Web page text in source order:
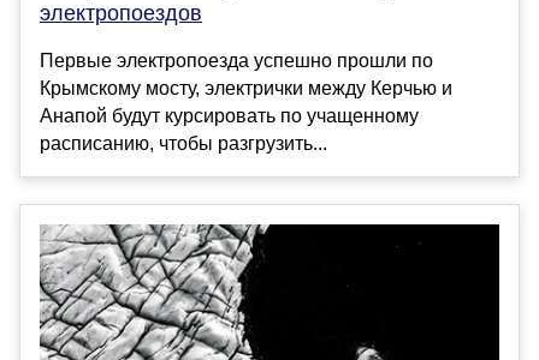
электропоездов
Первые электропоезда успешно прошли по
Крымскому мосту, электрички между Керчью и
Анапой будут курсировать по учащенному
расписанию, чтобы разгрузить...